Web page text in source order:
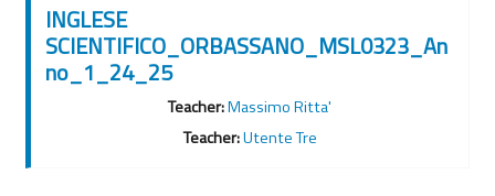
INGLESE
SCIENTIFICO_ORBASSANO_MSL0323_An
no_1_24_25
Teacher:Massimo Ritta'
Teacher:Utente Tre